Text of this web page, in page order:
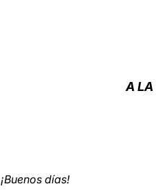
A
¡Buenos días!